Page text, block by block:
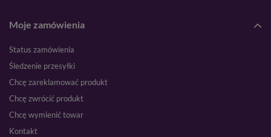
Moje zamówienia
Status zamówienia
Śledzenie przesyłki
Chcę zareklamować produkt
Chcę zwrócić produkt
Chcę wymienić towar
Kontakt